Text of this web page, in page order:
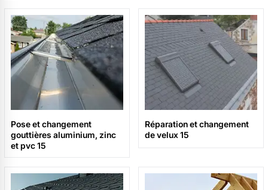
Pose et changement
gouttières aluminium, zinc
et pvc 15
Réparation et changement
de velux 15